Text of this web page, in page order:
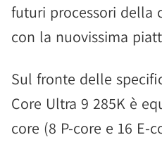
futuri processori della
con la nuovissima
Sul fronte delle
Core Ultra 9 285K è
core (8 P-core e 16 E-